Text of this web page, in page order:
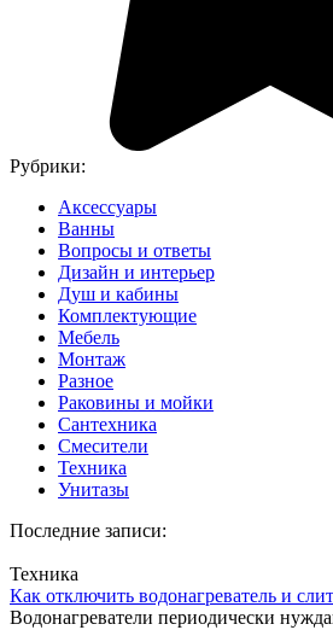
Рубрики:
Аксессуары
Ванны
Вопросы и ответы
Дизайн и интерьер
Душ и кабины
Комплектующие
Мебель
Монтаж
Разное
Раковины и мойки
Сантехника
Смесители
Техника
Унитазы
Последние записи:
Техника
Как отключить водонагреватель и
Водонагреватели периодически